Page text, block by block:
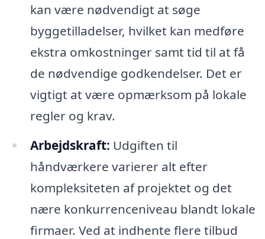
kan være nødvendigt at søge
byggetilladelser, hvilket kan medføre
ekstra omkostninger samt tid til at få
de nødvendige godkendelser. Det er
vigtigt at være opmærksom på lokale
regler og krav.
Arbejdskraft: Udgiften til
håndværkere varierer alt efter
kompleksiteten af projektet og det
nære konkurrenceniveau blandt lokale
firmaer. Ved at indhente flere tilbud